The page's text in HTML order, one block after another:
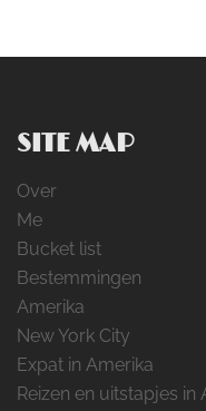
SITE MAP
Over
Me
Bucket list
Bestemmingen
Amerika
New York City
Expat in Amerika
Reizen en uitstapjes in